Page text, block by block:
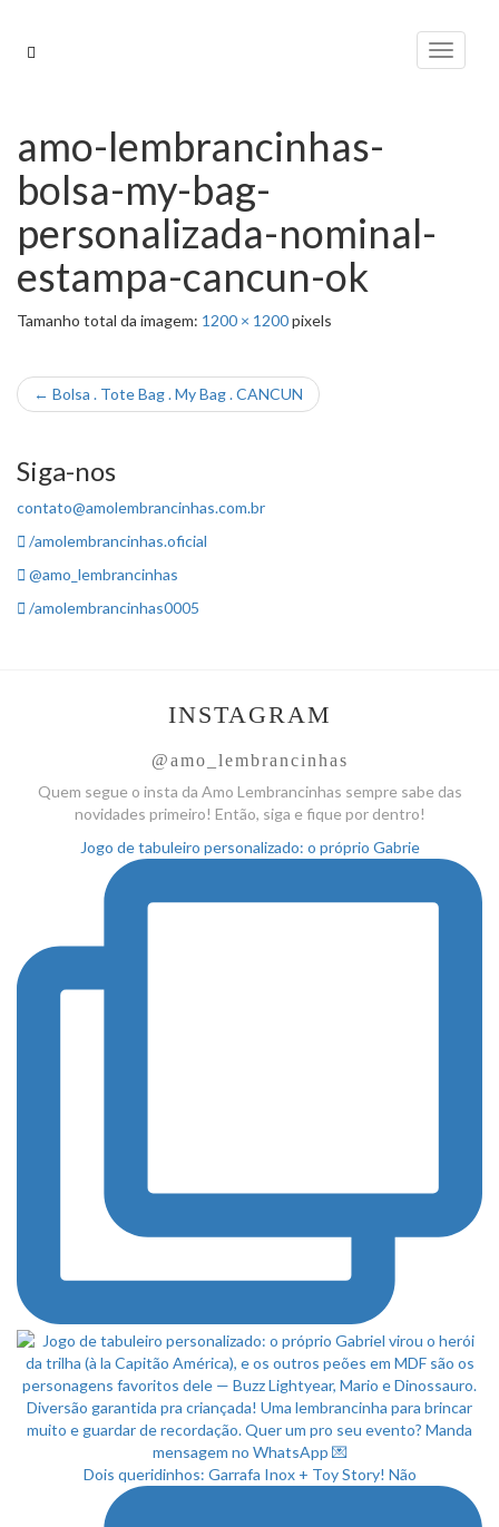
para
Alternar
amo-lembrancinhas-
bolsa-my-bag-
personalizada-nominal-
estampa-cancun-ok
Tamanho total da imagem: 1200 × 1200pixels
← Bolsa . Tote Bag . My Bag . CANCUN
Siga-nos
contato@amolembrancinhas.com.br
/amolembrancinhas.oficial
@amo_lembrancinhas
/amolembrancinhas0005
INSTAGRAM
@amo_lembrancinhas
Quem segue o insta da Amo Lembrancinhas sempre sabe das
novidades primeiro! Então, siga e fique por dentro!
Jogo de tabuleiro personalizado: o próprio Gabrie
Dois queridinhos: Garrafa Inox + Toy Story! Não